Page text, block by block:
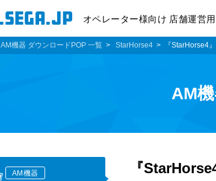
オペレーター様向け 店舗運営
AM機器 ダウンロードPOP 一覧 StarHorse4 『StarHorse4
AM
『
AM機器